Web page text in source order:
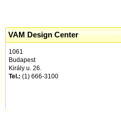
VAM Design Center
1061
Budapest
Király u. 26.
Tel.: (1) 666-3100